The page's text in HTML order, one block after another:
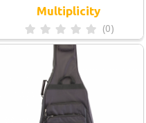
CLASSICAL GUITAR”
Multiplicity
(0)